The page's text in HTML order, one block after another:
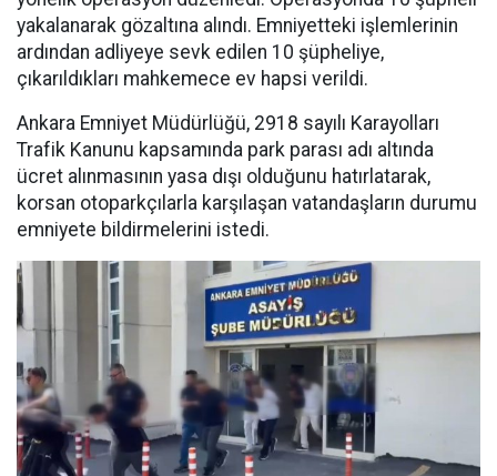
yakalanarak gözaltına alındı. Emniyetteki işlemlerinin
ardından adliyeye sevk edilen 10 şüpheliye,
çıkarıldıkları mahkemece ev hapsi verildi.
Ankara Emniyet Müdürlüğü, 2918 sayılı Karayolları
Trafik Kanunu kapsamında park parası adı altında
ücret alınmasının yasa dışı olduğunu hatırlatarak,
korsan otoparkçılarla karşılaşan vatandaşların durumu
emniyete bildirmelerini istedi.